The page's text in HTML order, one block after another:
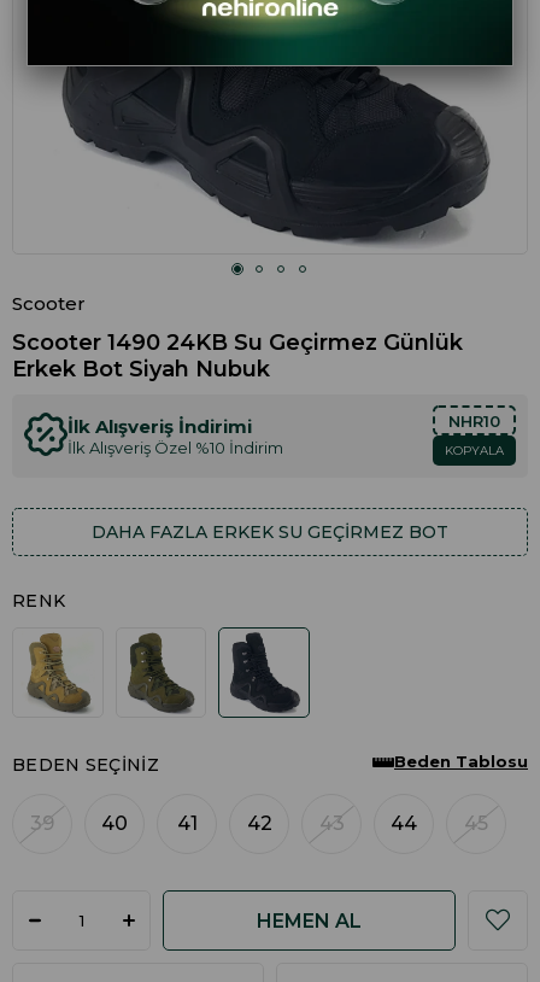
Scooter
Scooter 1490 24KB Su Geçirmez Günlük
Erkek Bot Siyah Nubuk
İlk Alışveriş İndirimi
İlk Alışveriş Özel %10 İndirim
NHR10
KOPYALA
DAHA FAZLA ERKEK SU GEÇIRMEZ BOT
RENK
BEDEN SEÇINIZ
39 40 41 42 43 44 45
Beden Tablosu